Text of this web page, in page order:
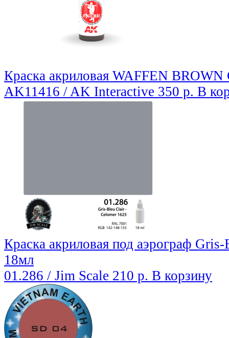
Краска акриловая WAFFEN
AK11416 / AK Interactive 350 р. В
Краска акриловая под аэрограф
18мл
01.286 / Jim Scale 210 р. В корзину